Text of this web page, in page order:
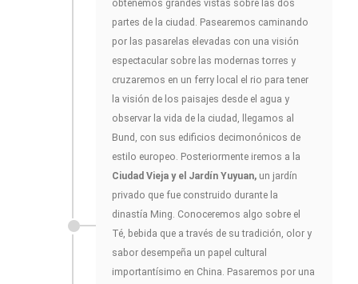
obtenemos grandes vistas sobre las dos
partes de la ciudad. Pasearemos caminando
por las pasarelas elevadas con una visión
espectacular sobre las modernas torres y
cruzaremos en un ferry local el rio para tener
la visión de los paisajes desde el agua y
observar la vida de la ciudad, llegamos al
Bund, con sus edificios decimonónicos de
estilo europeo. Posteriormente iremos a la
Ciudad Vieja y el Jardín Yuyuan, un jardín
privado que fue construido durante la
dinastía Ming. Conoceremos algo sobre el
Té, bebida que a través de su tradición, olor y
sabor desempeña un papel cultural
importantísimo en China. Pasaremos por una